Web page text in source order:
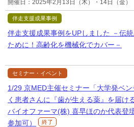
開催日：2025年2月13日（木）・14日（金）
伴走支援成果事例
伴走支援成果事例をUPしました －伝
ために！高齢化を機械化でカバー－
セミナー・イベント
1/29 京MED主催セミナー「大学発ベ
く患者さんに『歯が生える薬』を届け
バイオファーマ(株) 喜早ほのか代表登
参加可）
終了